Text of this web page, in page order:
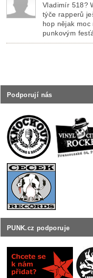
Podporují nás
PUNK.cz podporuje
Vladimír 518?
týče rapperů
hop nějak
punkovým